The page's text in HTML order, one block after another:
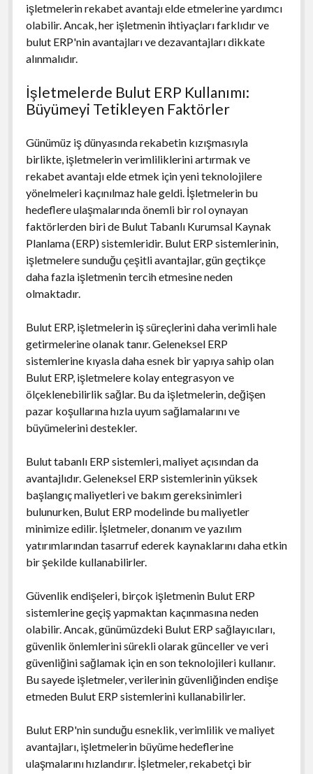
işletmelerin rekabet avantajı elde etmelerine yardımcı
olabilir. Ancak, her işletmenin ihtiyaçları farklıdır ve
bulut ERP'nin avantajları ve dezavantajları dikkate
alınmalıdır.
İşletmelerde Bulut ERP Kullanımı:
Büyümeyi Tetikleyen Faktörler
Günümüz iş dünyasında rekabetin kızışmasıyla
birlikte, işletmelerin verimliliklerini artırmak ve
rekabet avantajı elde etmek için yeni teknolojilere
yönelmeleri kaçınılmaz hale geldi. İşletmelerin bu
hedeflere ulaşmalarında önemli bir rol oynayan
faktörlerden biri de Bulut Tabanlı Kurumsal Kaynak
Planlama (ERP) sistemleridir. Bulut ERP sistemlerinin,
işletmelere sunduğu çeşitli avantajlar, gün geçtikçe
daha fazla işletmenin tercih etmesine neden
olmaktadır.
Bulut ERP, işletmelerin iş süreçlerini daha verimli hale
getirmelerine olanak tanır. Geleneksel ERP
sistemlerine kıyasla daha esnek bir yapıya sahip olan
Bulut ERP, işletmelere kolay entegrasyon ve
ölçeklenebilirlik sağlar. Bu da işletmelerin, değişen
pazar koşullarına hızla uyum sağlamalarını ve
büyümelerini destekler.
Bulut tabanlı ERP sistemleri, maliyet açısından da
avantajlıdır. Geleneksel ERP sistemlerinin yüksek
başlangıç maliyetleri ve bakım gereksinimleri
bulunurken, Bulut ERP modelinde bu maliyetler
minimize edilir. İşletmeler, donanım ve yazılım
yatırımlarından tasarruf ederek kaynaklarını daha etkin
bir şekilde kullanabilirler.
Güvenlik endişeleri, birçok işletmenin Bulut ERP
sistemlerine geçiş yapmaktan kaçınmasına neden
olabilir. Ancak, günümüzdeki Bulut ERP sağlayıcıları,
güvenlik önlemlerini sürekli olarak günceller ve veri
güvenliğini sağlamak için en son teknolojileri kullanır.
Bu sayede işletmeler, verilerinin güvenliğinden endişe
etmeden Bulut ERP sistemlerini kullanabilirler.
Bulut ERP'nin sunduğu esneklik, verimlilik ve maliyet
avantajları, işletmelerin büyüme hedeflerine
ulaşmalarını hızlandırır. İşletmeler, rekabetçi bir